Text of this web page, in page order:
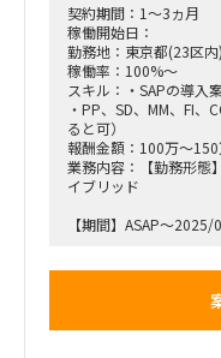
契約期間：1～3ヵ月
稼働開始日：
勤務地：東京都(23区内)
稼働率：100%～
スキル：・SAPの導入
・PP、SD、MM、FI
ると可）
報酬金額：100万～
業務内容：【勤務形態
イブリッド
【期間】ASAP～